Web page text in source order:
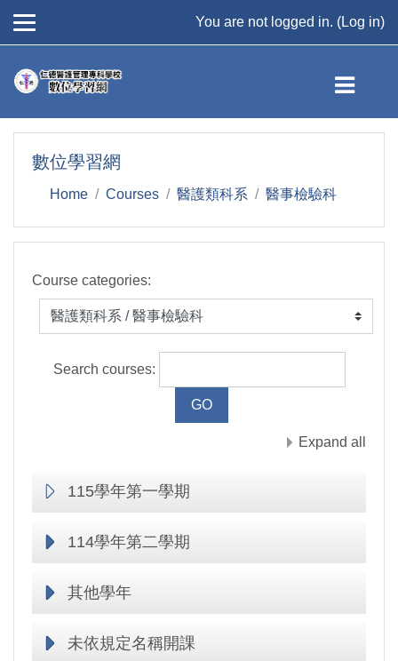
You are not logged in. (Log in)
數位學習網
Home Courses 醫護類科系 醫事檢驗科
Course categories:
Search courses:
Expand all
115學年第一學期
114學年第二學期
其他學年
未依規定名稱開課